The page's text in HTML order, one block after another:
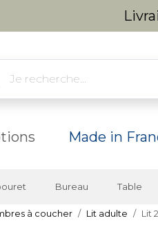
Made in
Bureau Table
à coucher Lit adulte Lit